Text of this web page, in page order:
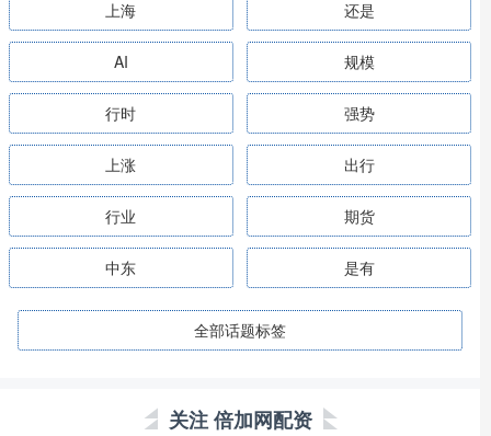
上海 还是
AI 规模
行时 强势
上涨 出行
行业 期货
中东 是有
全部话题标签
关注 倍加网配资